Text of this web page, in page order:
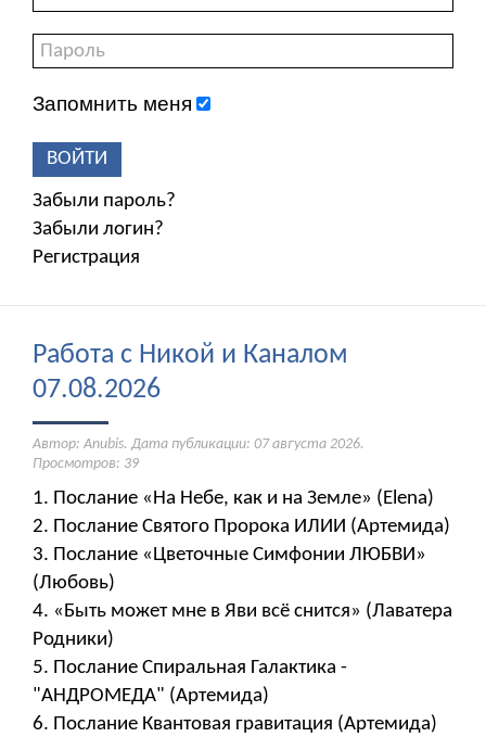
Запомнить меня
ВОЙТИ
Забыли пароль?
Забыли логин?
Регистрация
Работа с Никой и Каналом
07.08.2026
Автор: Anubis. Дата публикации: 07 августа 2026.
Просмотров: 39
1. Послание «На Небе, как и на Земле» (Elena)
2. Послание Святого Пророка ИЛИИ (Артемида)
3. Послание «Цветочные Симфонии ЛЮБВИ»
(Любовь)
4. «Быть может мне в Яви всё снится» (Лаватера
Родники)
5. Послание Спиральная Галактика -
"АНДРОМЕДА" (Артемида)
6. Послание Квантовая гравитация (Артемида)